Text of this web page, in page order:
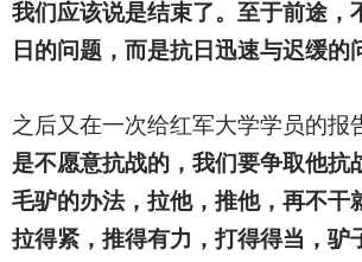
我们应该说是结束了。至于前途，
日的问题，而是抗日迅速与迟缓的
之后又在一次给红军大学学员的报
是不愿意抗战的，我们要争取他抗
毛驴的办法，拉他，推他，再不干
拉得紧，推得有力，打得得当，驴